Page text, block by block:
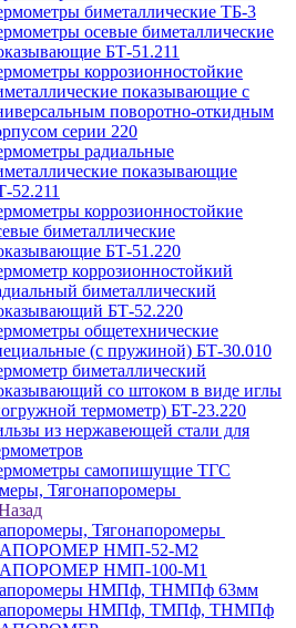
биметаллические ТБ-3
осевые биметаллические
БТ-51.211
коррозионностойкие
показывающие с
поворотно-откидным
серии 220
радиальные
показывающие
52.211
коррозионностойкие
биметаллические
БТ-51.220
коррозионностойкий
биметаллический
БТ-52.220
общетехнические
(с пружиной) БТ-30.010
биметаллический
со штоком в виде иглы
термометр) БТ-23.220
из нержавеющей стали для
самопишущие ТГС
Тягонапоромеры
Тягонапоромеры
НМП-52-М2
НМП-100-М1
НМПф, ТНМПф 63мм
НМПф, ТМПф, ТНМПф